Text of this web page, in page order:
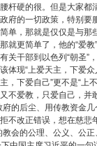
杆硬的很。但是大家都
府的一切政策，特别要
单，那就是仅仅是与那
就更简单了，他的“爱
干部到以色列“朝圣”
体现“上爱天主，下爱
，下爱自己”更不是“上
不爱教，只爱自己，并
的后尘、用传教资金
改正错误，想在慈悲
会的公理、公义、公正